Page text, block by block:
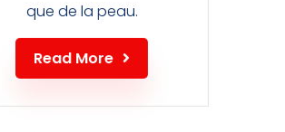
que de la peau.
Read More